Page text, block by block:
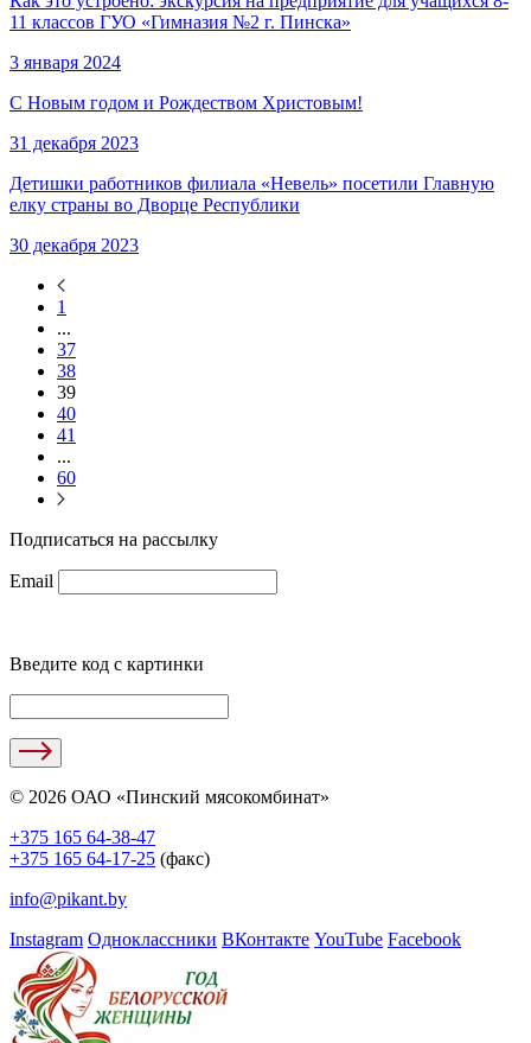
11 классов ГУО «Гимназия №2 г. Пинска»
3 января 2024
С Новым годом и Рождеством Христовым!
31 декабря 2023
Детишки работников филиала «Невель» посетили Главную
елку страны во Дворце Республики
30 декабря 2023
1
...
37
38
39
40
41
...
60
Подписаться на рассылку
Email
Введите код с картинки
© 2026 ОАО «Пинский мясокомбинат»
+375 165 64-38-47
+375 165 64-17-25 (факс)
info@pikant.by
Instagram Одноклассники ВКонтакте YouTube Facebook